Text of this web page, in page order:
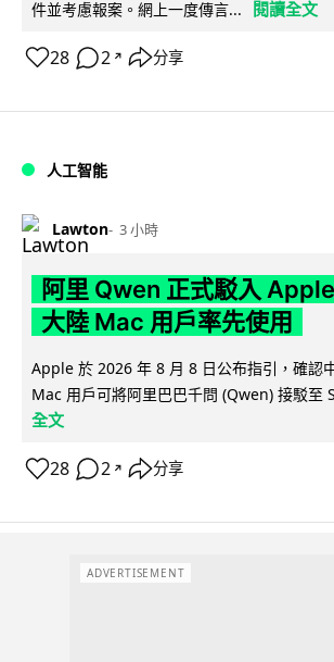
件並考慮報案。網上一度傳言... 閱讀全文
28 2 ↗ 分享
人工智能
Lawton 3 小時
阿里 Qwen 正式駁入
大陸 Mac 用戶率先使用
Apple 於 2026 年 8 月 8 日公布指引，確認
Mac 用戶可將阿里巴巴千問 (Qwen) 接駁至
全文
28 2 ↗ 分享
ADVERTISEMENT